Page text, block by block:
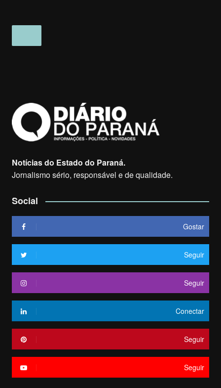
Notícias do Estado do Paraná.
Jornalismo sério, responsável e de qualidade.
Social
Gostar
Seguir
Seguir
Conectar
Seguir
Seguir